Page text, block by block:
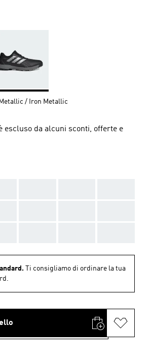
/ Iron Metallic
escluso da alcuni sconti, offerte e
Ti consigliamo di ordinare la tua